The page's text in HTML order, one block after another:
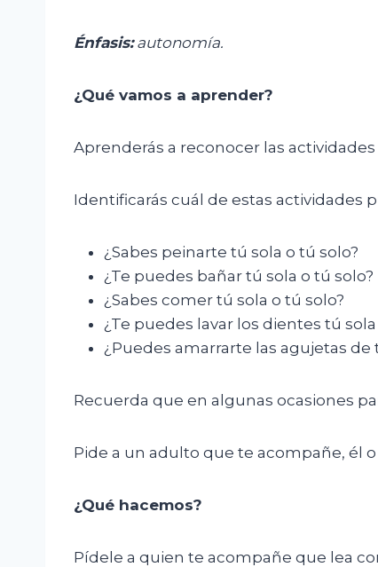
Énfasis: autonomía.
¿Qué vamos a aprender?
Aprenderás a reconocer las
Identificarás cuál de estas actividades
¿Sabes peinarte tú sola o tú solo?
¿Te puedes bañar tú sola o tú solo?
¿Sabes comer tú sola o tú solo?
¿Te puedes lavar los dientes tú
¿Puedes amarrarte las agujetas de
Recuerda que en algunas ocasiones
Pide a un adulto que te acompañe, él
¿Qué hacemos?
Pídele a quien te acompañe que lea